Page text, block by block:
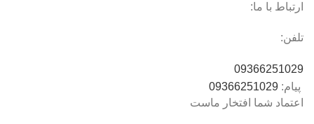
ارتباط با ما:
تلفن:
09366251029
پیام: 09366251029
اعتماد شما افتخار ماست